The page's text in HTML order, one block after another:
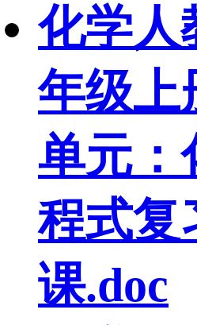
化学人
年级上
单元：
程式复
课.doc